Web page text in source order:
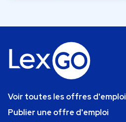
Voir toutes les offres d'emploi
Publier une offre d'emploi